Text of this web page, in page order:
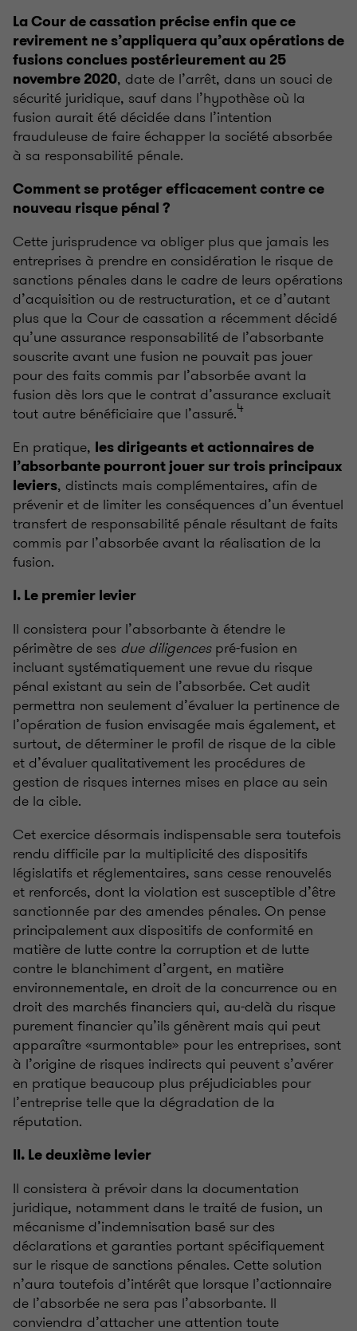
La Cour de cassation précise enfin que ce
revirement ne s’appliquera qu’aux opérations de
fusions conclues postérieurement au 25
novembre 2020, date de l’arrêt, dans un souci de
sécurité juridique, sauf dans l’hypothèse où la
fusion aurait été décidée dans l’intention
frauduleuse de faire échapper la société absorbée
à sa responsabilité pénale.
Comment se protéger efficacement contre ce
nouveau risque pénal ?
Cette jurisprudence va obliger plus que jamais les
entreprises à prendre en considération le risque de
sanctions pénales dans le cadre de leurs opérations
d’acquisition ou de restructuration, et ce d’autant
plus que la Cour de cassation a récemment décidé
qu’une assurance responsabilité de l’absorbante
souscrite avant une fusion ne pouvait pas jouer
pour des faits commis par l’absorbée avant la
fusion dès lors que le contrat d’assurance excluait
tout autre bénéficiaire que l’assuré.4
En pratique, les dirigeants et actionnaires de
l’absorbante pourront jouer sur trois principaux
leviers, distincts mais complémentaires, afin de
prévenir et de limiter les conséquences d’un éventuel
transfert de responsabilité pénale résultant de faits
commis par l’absorbée avant la réalisation de la
fusion.
I. Le premier levier
Il consistera pour l’absorbante à étendre le
périmètre de ses due diligencespré-fusion en
incluant systématiquement une revue du risque
pénal existant au sein de l’absorbée. Cet audit
permettra non seulement d’évaluer la pertinence de
l’opération de fusion envisagée mais également, et
surtout, de déterminer le profil de risque de la cible
et d’évaluer qualitativement les procédures de
gestion de risques internes mises en place au sein
de la cible.
Cet exercice désormais indispensable sera toutefois
rendu difficile par la multiplicité des dispositifs
législatifs et réglementaires, sans cesse renouvelés
et renforcés, dont la violation est susceptible d’être
sanctionnée par des amendes pénales. On pense
principalement aux dispositifs de conformité en
matière de lutte contre la corruption et de lutte
contre le blanchiment d’argent, en matière
environnementale, en droit de la concurrence ou en
droit des marchés financiers qui, au-delà du risque
purement financier qu’ils génèrent mais qui peut
apparaître «surmontable» pour les entreprises, sont
à l’origine de risques indirects qui peuvent s’avérer
en pratique beaucoup plus préjudiciables pour
l’entreprise telle que la dégradation de la
réputation.
II. Le deuxième levier
Il consistera à prévoir dans la documentation
juridique, notamment dans le traité de fusion, un
mécanisme d’indemnisation basé sur des
déclarations et garanties portant spécifiquement
sur le risque de sanctions pénales. Cette solution
n’aura toutefois d’intérêt que lorsque l’actionnaire
de l’absorbée ne sera pas l’absorbante. Il
conviendra d’attacher une attention toute